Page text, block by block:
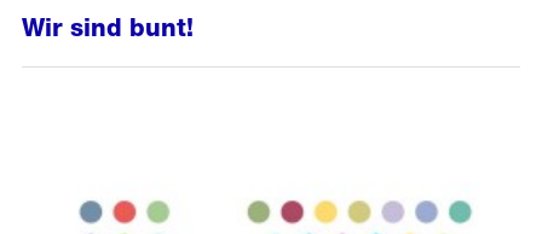
Wir sind bunt!